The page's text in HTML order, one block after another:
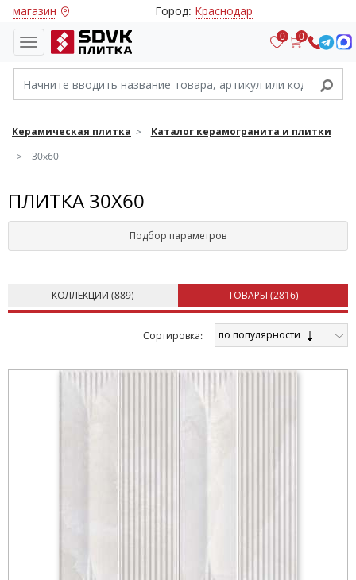
магазин Город: Краснодар
0 0
Керамическая плитка
Каталог керамогранита и плитки
30x60
ПЛИТКА 30X60
Подбор параметров
КОЛЛЕКЦИИ (889) ТОВАРЫ (2816)
Cортировка: по популярности